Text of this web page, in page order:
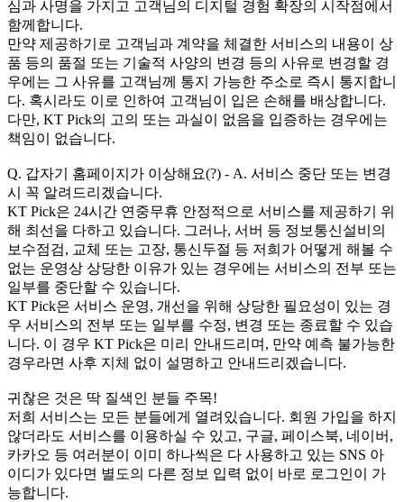
심과 사명을 가지고 고객님의 디지털 경험 확장의 시작점에서
함께합니다.
만약 제공하기로 고객님과 계약을 체결한 서비스의 내용이 상
품 등의 품절 또는 기술적 사양의 변경 등의 사유로 변경할 경
우에는 그 사유를 고객님께 통지 가능한 주소로 즉시 통지합니
다. 혹시라도 이로 인하여 고객님이 입은 손해를 배상합니다.
다만, KT Pick의 고의 또는 과실이 없음을 입증하는 경우에는
책임이 없습니다.
Q. 갑자기 홈페이지가 이상해요(?) - A. 서비스 중단 또는 변경
시 꼭 알려드리겠습니다.
KT Pick은 24시간 연중무휴 안정적으로 서비스를 제공하기 위
해 최선을 다하고 있습니다. 그러나, 서버 등 정보통신설비의
보수점검, 교체 또는 고장, 통신두절 등 저희가 어떻게 해볼 수
없는 운영상 상당한 이유가 있는 경우에는 서비스의 전부 또는
일부를 중단할 수 있습니다.
KT Pick은 서비스 운영, 개선을 위해 상당한 필요성이 있는 경
우 서비스의 전부 또는 일부를 수정, 변경 또는 종료할 수 있습
니다. 이 경우 KT Pick은 미리 안내드리며, 만약 예측 불가능한
경우라면 사후 지체 없이 설명하고 안내드리겠습니다.
귀찮은 것은 딱 질색인 분들 주목!
저희 서비스는 모든 분들에게 열려있습니다. 회원 가입을 하지
않더라도 서비스를 이용하실 수 있고, 구글, 페이스북, 네이버,
카카오 등 여러분이 이미 하나씩은 다 사용하고 있는 SNS 아
이디가 있다면 별도의 다른 정보 입력 없이 바로 로그인이 가
능합니다.